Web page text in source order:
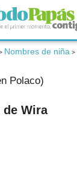
Nombres de niña >
Polaco)
Wira